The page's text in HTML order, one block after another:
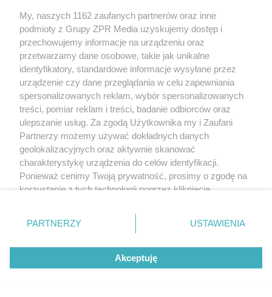
My, naszych 1162 zaufanych partnerów oraz inne
podmioty z Grupy ZPR Media uzyskujemy dostęp i
przechowujemy informacje na urządzeniu oraz
przetwarzamy dane osobowe, takie jak unikalne
identyfikatory, standardowe informacje wysyłane przez
urządzenie czy dane przeglądania w celu zapewniania
spersonalizowanych reklam, wybór spersonalizowanych
treści, pomiar reklam i treści, badanie odbiorców oraz
ulepszanie usług. Za zgodą Użytkownika my i Zaufani
Partnerzy możemy używać dokładnych danych
geolokalizacyjnych oraz aktywnie skanować
charakterystykę urządzenia do celów identyfikacji.
Ponieważ cenimy Twoją prywatność, prosimy o zgodę na
korzystanie z tych technologii poprzez kliknięcie
zmienić/wycofać klikając przycisk ustawień prywatności
znajdujący się w lewym dolnym rogu strony
rodzaje przetwarzania danych nie wymagają zgody
użytkownika, ale masz prawo sprzeciwić się takiemu
przetwarzaniu. Preferencje będą miały zastosowanie tylko
PARTNERZY USTAWIENIA
Akceptuję